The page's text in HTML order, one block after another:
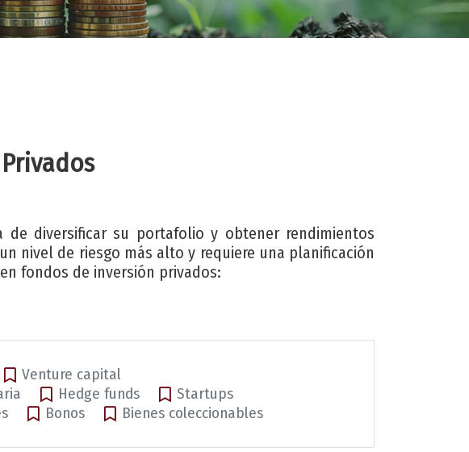
diversificar su portafolio y obtener rendimientos
nivel de riesgo más alto y requiere una planificación
fondos de inversión privados:
Venture capital
Hedge funds
Startups
Bonos Bienes coleccionables